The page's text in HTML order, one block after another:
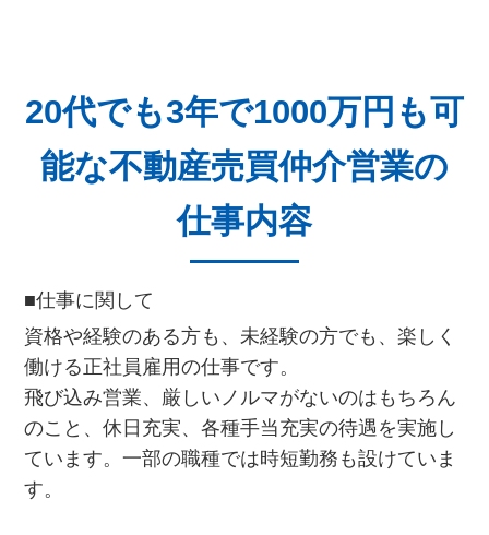
20代でも3年で1000万円も可
能な不動産売買仲介営業の
仕事内容
■仕事に関して
資格や経験のある方も、未経験の方でも、楽しく
働ける正社員雇用の仕事です。
飛び込み営業、厳しいノルマがないのはもちろん
のこと、休日充実、各種手当充実の待遇を実施し
ています。一部の職種では時短勤務も設けていま
す。